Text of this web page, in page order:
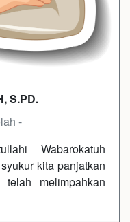
S.PD.
-
Wabarokatuh
kita panjatkan
melimpahkan